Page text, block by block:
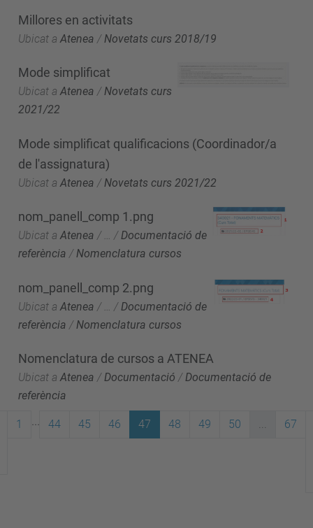
Millores en activitats
Ubicat a Atenea / Novetats curs 2018/19
Mode simplificat
Ubicat a Atenea /Novetats curs
2021/22
Mode simplificat qualificacions (Coordinador/a
de l'assignatura)
Ubicat a Atenea / Novetats curs 2021/22
nom_panell_comp 1.png
Ubicat a Atenea / … /Documentació de
referència /Nomenclatura cursos
nom_panell_comp 2.png
Ubicat a Atenea / / Documentació de
referència / Nomenclatura cursos
Nomenclatura de cursos a ATENEA
Ubicat a Atenea /Documentació /Documentació de
referència
1 44 45 46 47 48 49 50 ... 67